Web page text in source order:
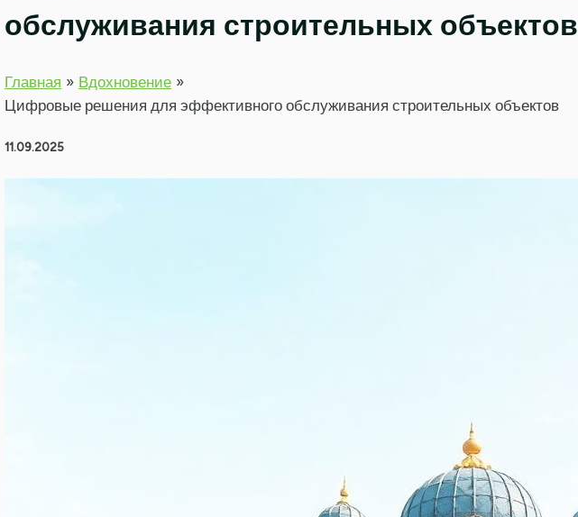
обслуживания строительных объектов
Главная
Вдохновение
Цифровые решения для эффективного обслуживания строительных объектов
11.09.2025